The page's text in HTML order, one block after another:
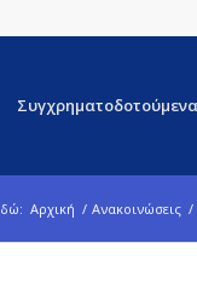
Αρχική / Ανακοινώσεις /